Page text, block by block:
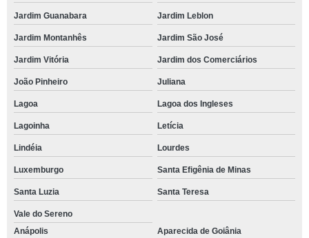
Jardim Guanabara Jardim Leblon
Jardim Montanhês Jardim São José
Jardim Vitória Jardim dos Comerciários
João Pinheiro Juliana
Lagoa Lagoa dos Ingleses
Lagoinha Letícia
Lindéia Lourdes
Luxemburgo Santa Efigênia de Minas
Santa Luzia Santa Teresa
Vale do Sereno
Anápolis
Aparecida de Goiânia